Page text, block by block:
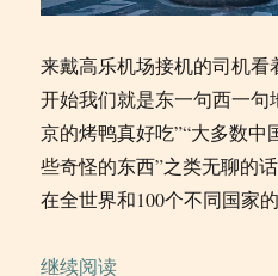
来戴高乐机场接机的司机
开始我们就是东一句西一
京的烤鸭真好吃”“大多数
些奇怪的东西”之类无聊的
在全世界和100个不同国家的
继续阅读“2018/06/05 巴黎遇